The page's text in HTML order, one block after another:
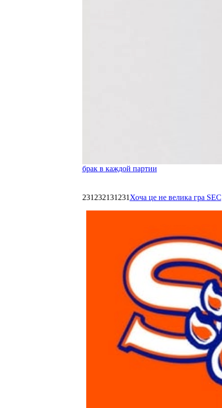
брак в каждой партии
231232131231 Хоча це не велика гра